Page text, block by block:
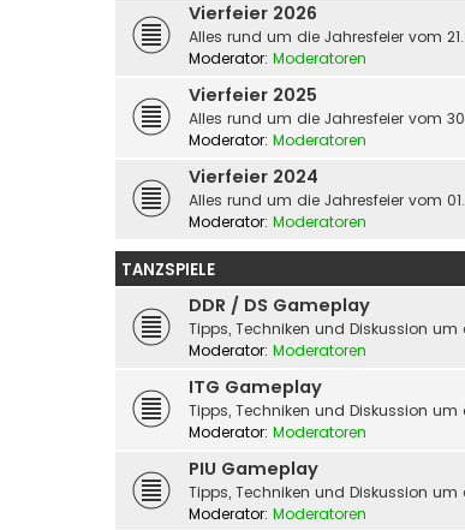
Vierfeier 2026
Alles rund um die Jahresfeier vom
Moderator: Moderatoren
Vierfeier 2025
Alles rund um die Jahresfeier vom
Moderator: Moderatoren
Vierfeier 2024
Alles rund um die Jahresfeier vom
Moderator: Moderatoren
TANZSPIELE
DDR / DS Gameplay
Tipps, Techniken und Diskussion
Moderator: Moderatoren
ITG Gameplay
Tipps, Techniken und Diskussion
Moderator: Moderatoren
PIU Gameplay
Tipps, Techniken und Diskussion
Moderator: Moderatoren